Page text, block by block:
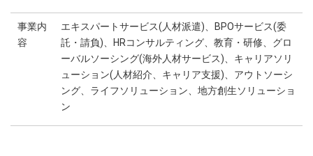
事業内
容
エキスパートサービス(人材派遣)、BPOサービス(委
託・請負)、HRコンサルティング、教育・研修、グロ
ーバルソーシング(海外人材サービス)、キャリアソリ
ューション(人材紹介、キャリア支援)、アウトソーシ
ング、ライフソリューション、地方創生ソリューショ
ン